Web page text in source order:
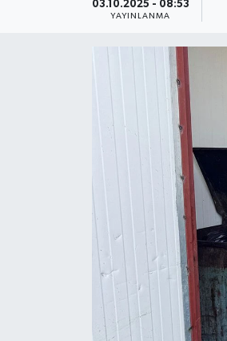
03.10.2025 - 08:53
YAYINLANMA
Resmi İlan